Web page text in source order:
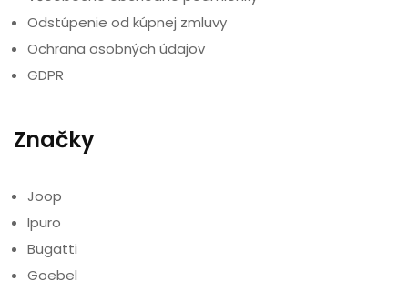
Odstúpenie od kúpnej zmluvy
Ochrana osobných údajov
GDPR
Značky
Joop
Ipuro
Bugatti
Goebel